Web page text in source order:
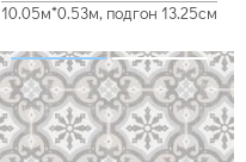
10.05м*0.53м, подгон 13.25см